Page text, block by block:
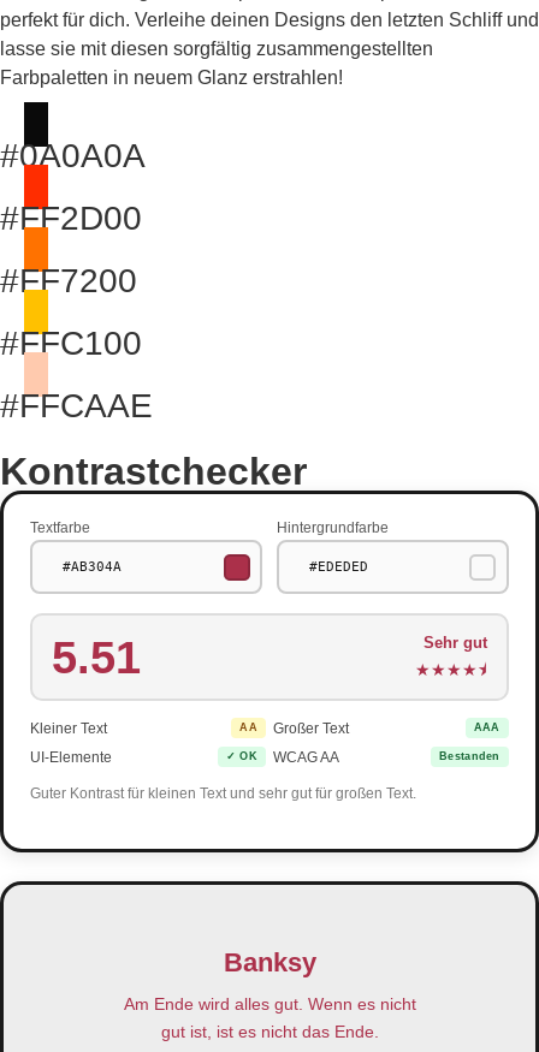
perfekt für dich. Verleihe deinen Designs den letzten Schliff und
lasse sie mit diesen sorgfältig zusammengestellten
Farbpaletten in neuem Glanz erstrahlen!
#0A0A0A
#FF2D00
#FF7200
#FFC100
#FFCAAE
Kontrastchecker
Textfarbe Hintergrundfarbe
5.51 Sehr gut
★★★★⯨
Kleiner Text AA Großer Text AAA
UI-Elemente ✓ OK WCAG AA Bestanden
Guter Kontrast für kleinen Text und sehr gut für großen Text.
Banksy
Am Ende wird alles gut. Wenn es nicht
gut ist, ist es nicht das Ende.